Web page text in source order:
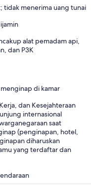
tidak menerima uang tunai
alat pemadam api,
dan P3K
di kamar
dan Kesejahteraan
internasional
saat
(penginapan, hotel,
diharuskan
yang terdaftar dan